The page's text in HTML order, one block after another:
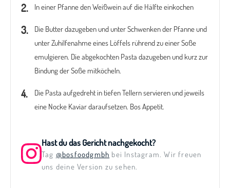
In einer Pfanne den Weißwein auf die Hälfte einkochen
Die Butter dazugeben und unter Schwenken der Pfanne und
unter Zuhilfenahme eines Löffels rührend zu einer Soße
emulgieren. Die abgekochten Pasta dazugeben und kurz zur
Bindung der Soße mitköcheln.
Die Pasta aufgedreht in tiefen Tellern servieren und jeweils
eine Nocke Kaviar daraufsetzen. Bos Appetit.
Hast du das Gericht nachgekocht?
Tag @bosfoodgmbh bei Instagram. Wir freuen
uns deine Version zu sehen.